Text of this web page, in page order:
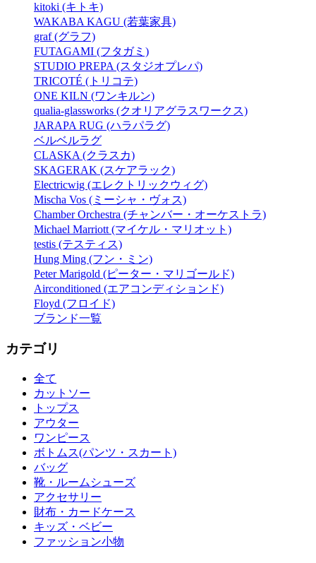
kitoki (キトキ)
WAKABA KAGU (若葉家具)
graf (グラフ)
FUTAGAMI (フタガミ)
STUDIO PREPA (スタジオプレパ)
TRICOTÉ (トリコテ)
ONE KILN (ワンキルン)
qualia-glassworks (クオリアグラスワークス)
JARAPA RUG (ハラパラグ)
ベルベルラグ
CLASKA (クラスカ)
SKAGERAK (スケアラック)
Electricwig (エレクトリックウィグ)
Mischa Vos (ミーシャ・ヴォス)
Chamber Orchestra (チャンバー・オーケストラ)
Michael Marriott (マイケル・マリオット)
testis (テスティス)
Hung Ming (フン・ミン)
Peter Marigold (ピーター・マリゴールド)
Airconditioned (エアコンディションド)
Floyd (フロイド)
ブランド一覧
カテゴリ
全て
カットソー
トップス
アウター
ワンピース
ボトムス(パンツ・スカート)
バッグ
靴・ルームシューズ
アクセサリー
財布・カードケース
キッズ・ベビー
ファッション小物